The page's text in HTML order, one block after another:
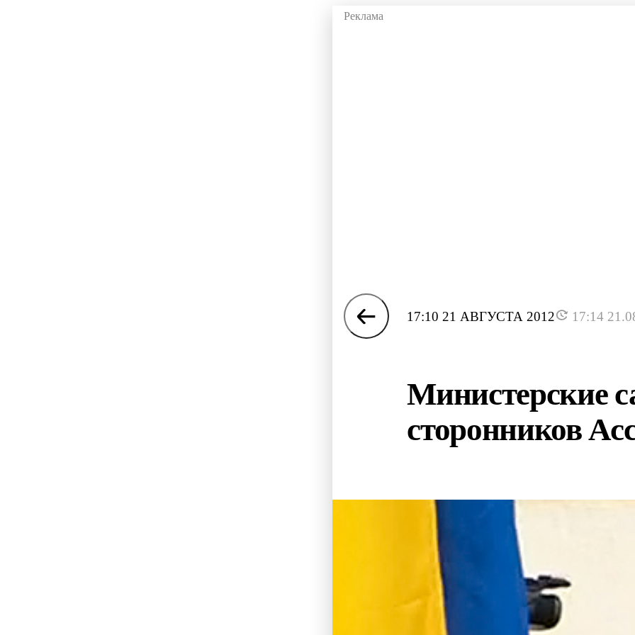
17:10 21 АВГУСТА 2012 17:14
Министерские
сторонников